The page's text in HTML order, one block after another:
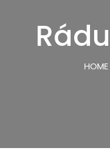
HOME